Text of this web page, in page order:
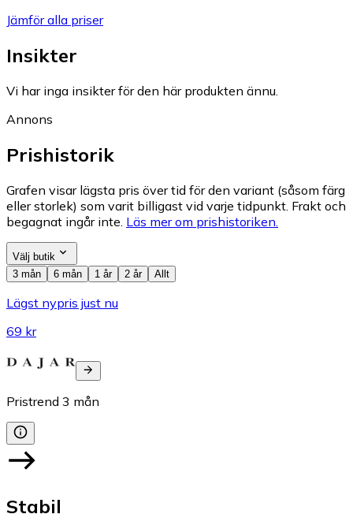
Jämför alla priser
Insikter
Vi har inga insikter för den här produkten ännu.
Annons
Prishistorik
Grafen visar lägsta pris över tid för den variant (såsom färg
eller storlek) som varit billigast vid varje tidpunkt. Frakt och
begagnat ingår inte. Läs mer om prishistoriken.
Välj butik
3 mån
6 mån 1 år 2 år Allt
Lägst nypris just nu
69 kr
Pristrend 3 mån
Stabil